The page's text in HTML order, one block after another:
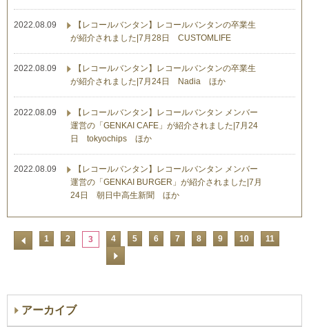
2022.08.09
【レコールバンタン】レコールバンタンの卒業生
が紹介されました|7月28日 CUSTOMLIFE
2022.08.09
【レコールバンタン】レコールバンタンの卒業生
が紹介されました|7月24日 Nadia ほか
2022.08.09
【レコールバンタン】レコールバンタン メンバー
運営の「GENKAI CAFE」が紹介されました|7月24
日 tokyochips ほか
2022.08.09
【レコールバンタン】レコールバンタン メンバー
運営の「GENKAI BURGER」が紹介されました|7月
24日 朝日中高生新聞 ほか
1 2 3 4 5 6 7 8 9 10 11
アーカイブ